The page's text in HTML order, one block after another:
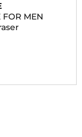
FOR MEN